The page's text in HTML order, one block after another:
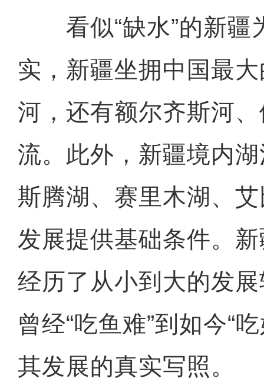
看似“缺水”的新疆
实，新疆坐拥中国最
河，还有额尔齐斯河
流。此外，新疆境内
斯腾湖、赛里木湖、
发展提供基础条件。
经历了从小到大的发
曾经“吃鱼难”到如今“
其发展的真实写照。